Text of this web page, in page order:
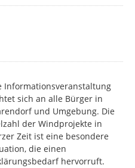
Informationsveranstaltung
sich an alle Bürger in
und Umgebung. Die
der Windprojekte in
Zeit ist eine besondere
die einen
hervorruft.